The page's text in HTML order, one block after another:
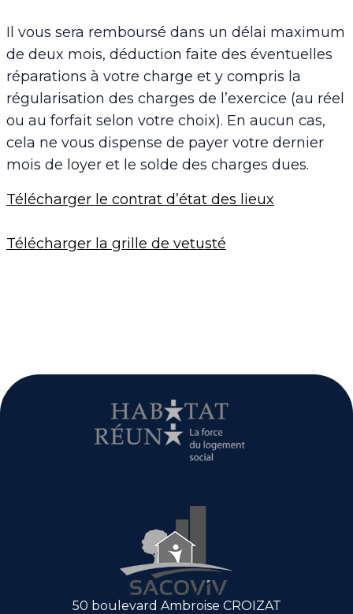
Il vous sera remboursé dans un délai maximum
de deux mois, déduction faite des éventuelles
réparations à votre charge et y compris la
régularisation des charges de l’exercice (au réel
ou au forfait selon votre choix). En aucun cas,
cela ne vous dispense de payer votre dernier
mois de loyer et le solde des charges dues.
Télécharger le contrat d’état des lieux
Télécharger la grille de vetusté
50 boulevard Ambroise CROIZAT